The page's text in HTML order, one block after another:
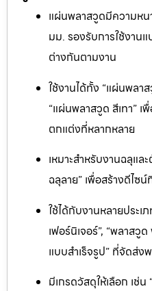
แผ่นพลาสวูดมีความห
มม. รองรับการใช้งาน
ต่างกันตามงาน
ใช้งานได้ทั้ง “แผ่นพลา
“แผ่นพลาสวูด สีเทา”
ตกแต่งที่หลากหลาย
เหมาะสำหรับงานฉลุแ
ฉลุลาย” เพื่อสร้างดีไซ
ใช้ได้กับงานหลายประเ
เฟอร์นิเจอร์”, “พลาสวู
แบบสำเร็จรูป” ที่จัดส่ง
มีเกรดวัสดุให้เลือก เช่